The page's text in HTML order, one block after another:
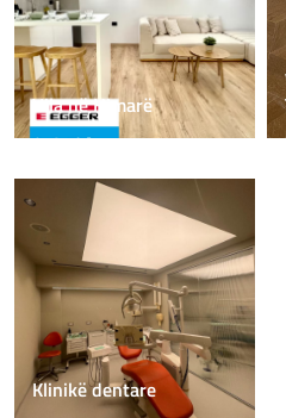
Vila në Himarë
Klinikë dentare